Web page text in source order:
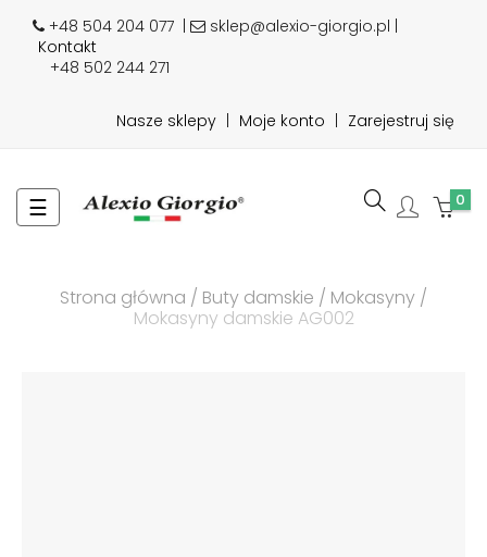
+48 504 204 077
sklep@alexio-giorgio.pl |
Kontakt
+48 502 244 271
Nasze sklepy Moje konto Zarejestruj się
Toggle
navigation
☰ 0
Strona główna Buty damskie
Mokasyny
Mokasyny damskie AG002